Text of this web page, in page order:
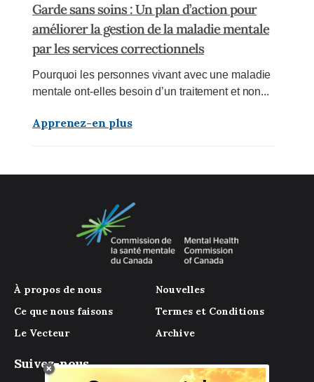
Garde sans soins : Un plan d’action pour
améliorer la gestion de la maladie mentale
par les services correctionnels
Pourquoi les personnes vivant avec une maladie
mentale ont-elles besoin d’un traitement et non...
Apprenez-en plus
À propos de nous
Ce que nous faisons
Le Vecteur
Nouvelles
Termes et Conditions
Archive
Suivez-nous